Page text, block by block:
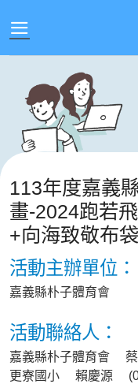
113年度嘉義
畫-2024跑若
+向海致敬布
活動主辦單位：
嘉義縣朴子體育會
活動聯絡人：
嘉義縣朴子體育會
更寮國小 賴慶源